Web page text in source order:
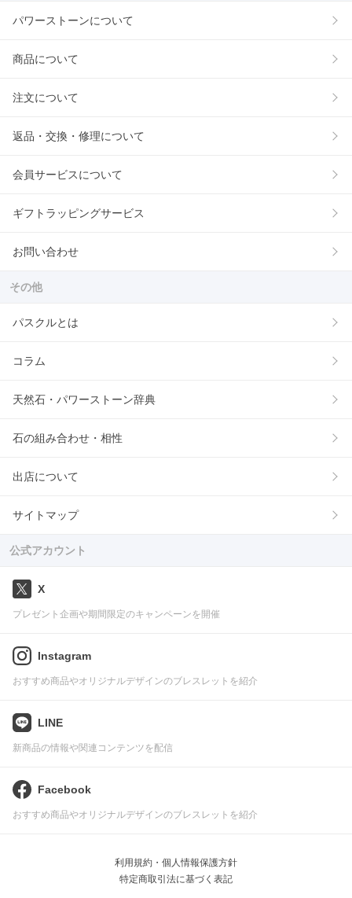
パワーストーンについて
商品について
注文について
返品・交換・修理について
会員サービスについて
ギフトラッピングサービス
お問い合わせ
その他
パスクルとは
コラム
天然石・パワーストーン辞典
石の組み合わせ・相性
出店について
サイトマップ
公式アカウント
X
プレゼント企画や期間限定のキャンペーンを開催
Instagram
おすすめ商品やオリジナルデザインのブレスレットを紹介
LINE
新商品の情報や関連コンテンツを配信
Facebook
おすすめ商品やオリジナルデザインのブレスレットを紹介
利用規約・個人情報保護方針
特定商取引法に基づく表記